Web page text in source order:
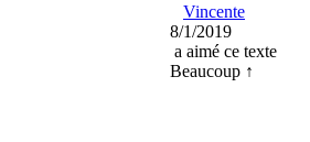
Vincente
8/1/2019
a aimé ce texte
Beaucoup ↑